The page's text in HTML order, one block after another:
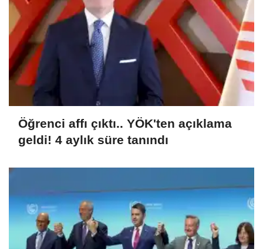
Öğrenci affı çıktı.. YÖK'ten açıklama
geldi! 4 aylık süre tanındı